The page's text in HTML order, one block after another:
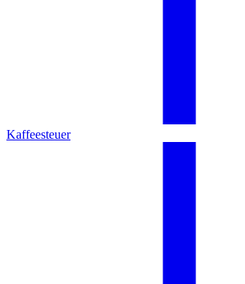
Kaffeesteuer